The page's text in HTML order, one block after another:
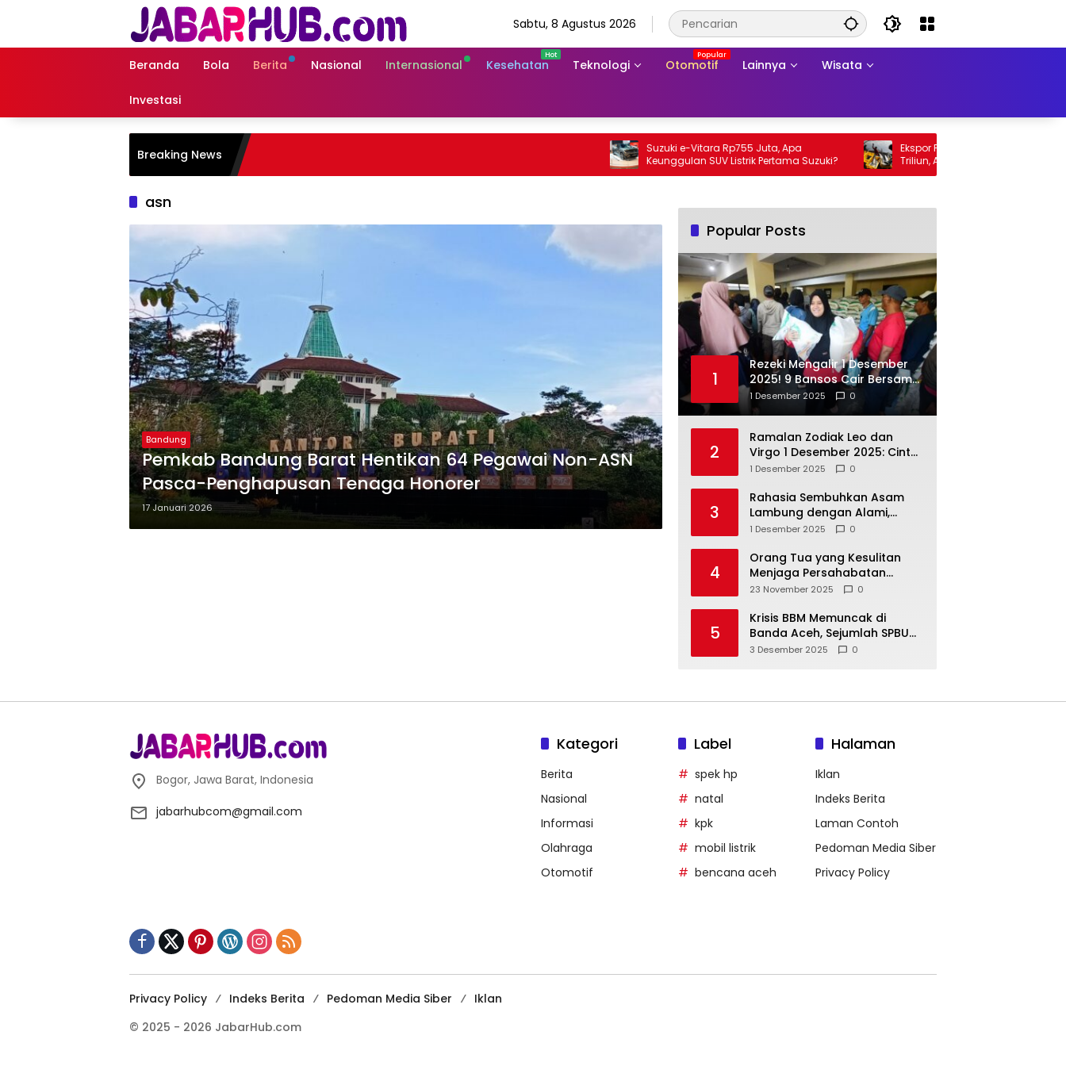
Sabtu, 8 Agustus 2026
Beranda Bola Berita Nasional Internasional Kesehatan Teknologi Otomotif Lainnya Wisata
Investasi
Breaking News
Suzuki e-Vitara Rp755 Juta, Apa
Keunggulan SUV Listrik Pertama Suzuki?
Ekspor Perikanan 2025 Tembus Rp105
Triliun, AS Jadi Pasar Utama
asn
Bandung
Pemkab Bandung Barat Hentikan 64 Pegawai Non-ASN
Pasca-Penghapusan Tenaga Honorer
17 Januari 2026
Popular Posts
1
Rezeki Mengalir 1 Desember
2025! 9 Bansos Cair Bersama:
PKH, BPNT, dan KKS Mandiri
Double
1 Desember 2025 0
2
Ramalan Zodiak Leo dan
Virgo 1 Desember 2025: Cinta,
Karir, Kesehatan, dan
1 Desember 2025 0
3
Rahasia Sembuhkan Asam
Lambung dengan Alami,
Nomor 4 Disalahpahami
1 Desember 2025 0
4
Orang Tua yang Kesulitan
Menjaga Persahabatan
Biasanya Lakukan 8 Hal Ini
23 November 2025 0
5
Krisis BBM Memuncak di
Banda Aceh, Sejumlah SPBU
Tutup Total
3 Desember 2025 0
Bogor, Jawa Barat, Indonesia
jabarhubcom@gmail.com
Kategori
Berita
Nasional
Informasi
Olahraga
Otomotif
Label
spek hp
natal
kpk
mobil listrik
bencana aceh
Halaman
Iklan
Indeks Berita
Laman Contoh
Pedoman Media Siber
Privacy Policy
Privacy Policy Indeks Berita Pedoman Media Siber
Iklan
© 2025 - 2026 JabarHub.com